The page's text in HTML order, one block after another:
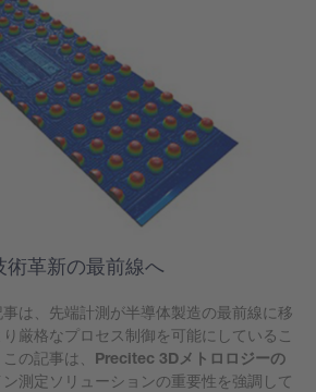
革新の最前線へ
事は、先端計測が半導体製造の最前線に移
厳格なプロセス制御を可能にしているこ
の記事は、 Precitec 3Dメトロロジーの
測定ソリューションの重要性を強調して